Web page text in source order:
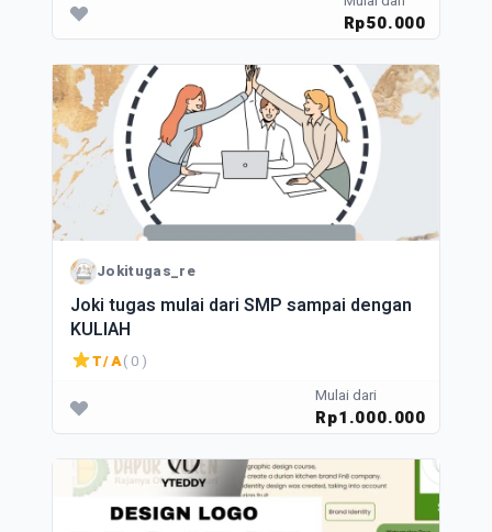
Rp50.000
Jokitugas_re
Joki tugas mulai dari SMP sampai dengan
KULIAH
T/A( 0 )
Mulai dari
Rp1.000.000